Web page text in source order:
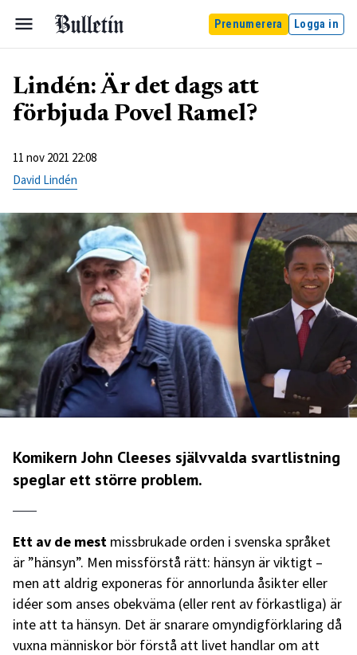
Prenumerera Logga in
Lindén: Är det dags att
förbjuda Povel Ramel?
11 nov 2021 22:08
David Lindén
Komikern John Cleeses självvalda svartlistning
speglar ett större problem.
Ett av de mest missbrukade orden i svenska språket
är ”hänsyn”. Men missförstå rätt: hänsyn är viktigt –
men att aldrig exponeras för annorlunda åsikter eller
idéer som anses obekväma (eller rent av förkastliga) är
inte att ta hänsyn. Det är snarare omyndigförklaring då
vuxna människor bör förstå att livet handlar om att